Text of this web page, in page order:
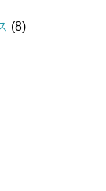
(8)